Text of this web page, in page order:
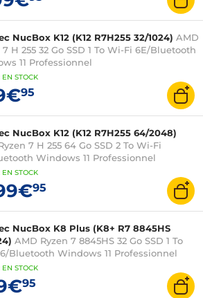
NucBox K12 (K12 R7H255 32/1024) AMD
7 H 255 32 Go SSD 1 To Wi-Fi 6E/Bluetooth
11 Professionnel
EN STOCK
95
NucBox K12 (K12 R7H255 64/2048)
7 H 255 64 Go SSD 2 To Wi-Fi
Windows 11 Professionnel
EN STOCK
95
NucBox K8 Plus (K8+ R7 8845HS
AMD Ryzen 7 8845HS 32 Go SSD 1 To
Bluetooth Windows 11 Professionnel
EN STOCK
95